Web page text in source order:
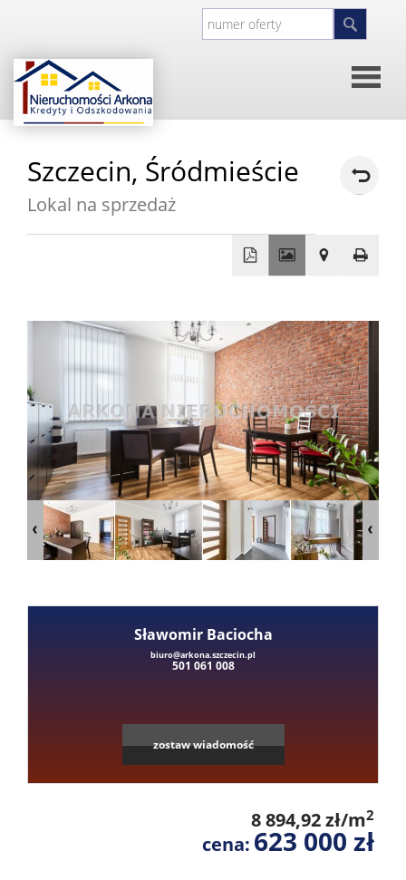
główna
O
firmie
Kontakt
Oferty
Domy
Dzialki
Szczecin, Śródmieście
Lokal na sprzedaż
−
Sławomir Baciocha
biuro@arkona.szczecin.pl
501 061 008
zostaw wiadomość
8 894,92 zł/m2
cena: 623 000 zł